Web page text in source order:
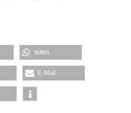
teilen
E-Mail